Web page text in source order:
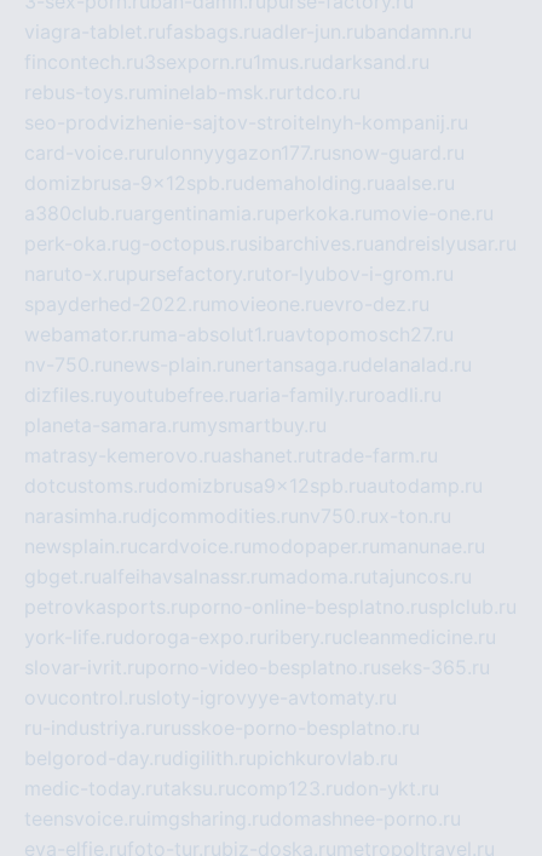
viagra-tablet.rufasbags.ruadler-jun.rubandamn.ru
fincontech.ru3sexporn.ru1mus.rudarksand.ru
rebus-toys.ru minelab-msk.ru rtdco.ru
seo-prodvizhenie-sajtov-stroitelnyh-kompanij.ru
card-voice.ru rulonnyygazon177.rusnow-guard.ru
domizbrusa-9x12spb.rudemaholding.ruaalse.ru
a380club.ruargentinamia.ruperkoka.ru movie-one.ru
perk-oka.rug-octopus.rusibarchives.ruandreislyusar.ru
naruto-x.rupursefactory.rutor-lyubov-i-grom.ru
spayderhed-2022.ru movieone.ruevro-dez.ru
webamator.ru ma-absolut1.ruavtopomosch27.ru
nv-750.ru news-plain.ru nertansaga.rudelanalad.ru
dizfiles.ruyoutubefree.ruaria-family.ru roadli.ru
planeta-samara.ru mysmartbuy.ru
matrasy-kemerovo.ruashanet.rutrade-farm.ru
dotcustoms.rudomizbrusa9x12spb.ruautodamp.ru
narasimha.rudjcommodities.ru nv750.rux-ton.ru
newsplain.rucardvoice.ru modopaper.ru manunae.ru
gbget.rualfeihavsalnassr.ru madoma.rutajuncos.ru
petrovkasports.ruporno-online-besplatno.rusplclub.ru
york-life.rudoroga-expo.ru ribery.rucleanmedicine.ru
slovar-ivrit.ruporno-video-besplatno.ruseks-365.ru
ovucontrol.rusloty-igrovyye-avtomaty.ru
ru-industriya.ru russkoe-porno-besplatno.ru
belgorod-day.rudigilith.rupichkurovlab.ru
medic-today.rutaksu.rucomp123.rudon-ykt.ru
teensvoice.ru imgsharing.rudomashnee-porno.ru
eva-elfie.rufoto-tur.rubiz-doska.ru metropoltravel.ru